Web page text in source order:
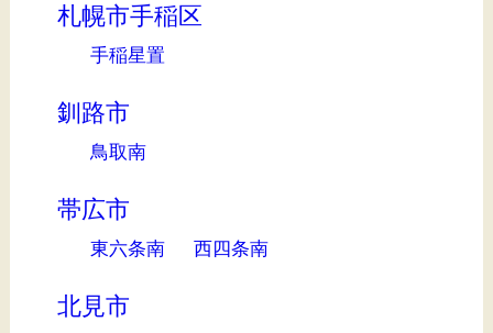
札幌市手稲区
手稲星置
釧路市
鳥取南
帯広市
東六条南 西四条南
北見市